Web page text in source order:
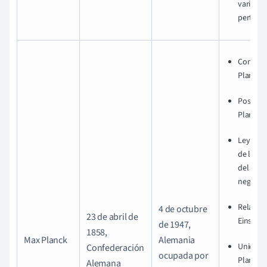
Max Planck
23 de abril de
1858,
Confederación
Alemana
4 de octubre
de 1947,
Alemania
ocupada por
Planck
Planck
Ley de
de la
del
negro
Einstein
Planck